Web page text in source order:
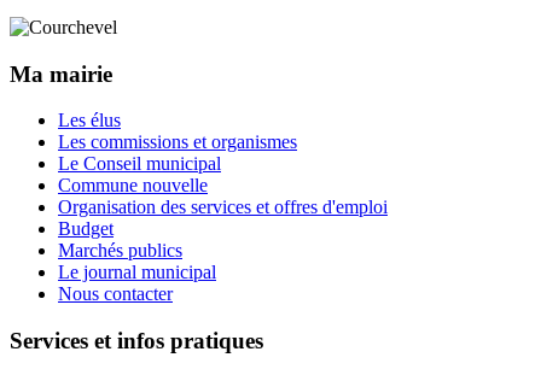
Ma mairie
Les élus
Les commissions et organismes
Le Conseil municipal
Commune nouvelle
Organisation des services et offres d'emploi
Budget
Marchés publics
Le journal municipal
Nous contacter
Services et infos pratiques